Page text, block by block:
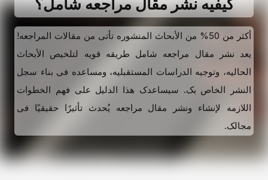
کیفیه نشر مقال مراجعه شامل؟
أکثر من 50% من الأبحاث المنشوره تأتی من مقالات المراجعه!
یعد نشر مقال مراجعه شامل طریقه قویه لتلخیص الأبحاث
الحالیه، وتوجیه الدراسات المستقبلیه، ومساعده فی بناء سجل
النشر الخاص بک. سیساعدک هذا الدلیل على فهم الخطوات
اللازمه لإنشاء ونشر مقال مراجعه یُحدث تأثیرًا حقیقیًا فی
مجالک.